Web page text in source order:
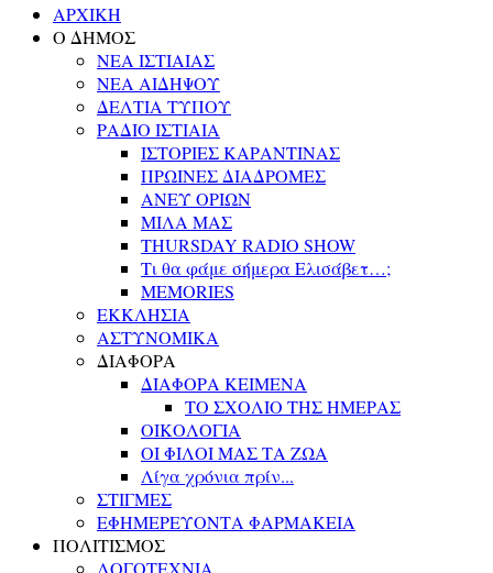
ΑΡΧΙΚΗ
Ο ΔΗΜΟΣ
ΝΕΑ ΙΣΤΙΑΙΑΣ
ΝΕΑ ΑΙΔΗΨΟΥ
ΔΕΛΤΙΑ ΤΥΠΟΥ
ΡΑΔΙΟ ΙΣΤΙΑΙΑ
ΙΣΤΟΡΙΕΣ ΚΑΡΑΝΤΙΝΑΣ
ΠΡΩΙΝΕΣ ΔΙΑΔΡΟΜΕΣ
ΑΝΕΥ ΟΡΙΩΝ
ΜΙΛΑ ΜΑΣ
THURSDAY RADIO SHOW
Τι θα φάμε σήμερα Ελισάβετ…;
MEMORIES
ΕΚΚΛΗΣΙΑ
ΑΣΤΥΝΟΜΙΚΑ
ΔΙΑΦΟΡΑ
ΔΙΑΦΟΡΑ ΚΕΙΜΕΝΑ
ΤΟ ΣΧΟΛΙΟ ΤΗΣ ΗΜΕΡΑΣ
ΟΙΚΟΛΟΓΙΑ
ΟΙ ΦΙΛΟΙ ΜΑΣ ΤΑ ΖΩΑ
Λίγα χρόνια πρίν...
ΣΤΙΓΜΕΣ
ΕΦΗΜΕΡΕΥΟΝΤΑ ΦΑΡΜΑΚΕΙΑ
ΠΟΛΙΤΙΣΜΟΣ
ΛΟΓΟΤΕΧΝΙΑ